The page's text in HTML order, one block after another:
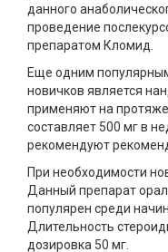
данного
проведение
препаратом Кломид.
Еще одним
новичков является
применяют на
составляет 500 мг в
рекомендуют
При необходимости
Данный препарат
популярен среди
Длительность
дозировка 50 мг.